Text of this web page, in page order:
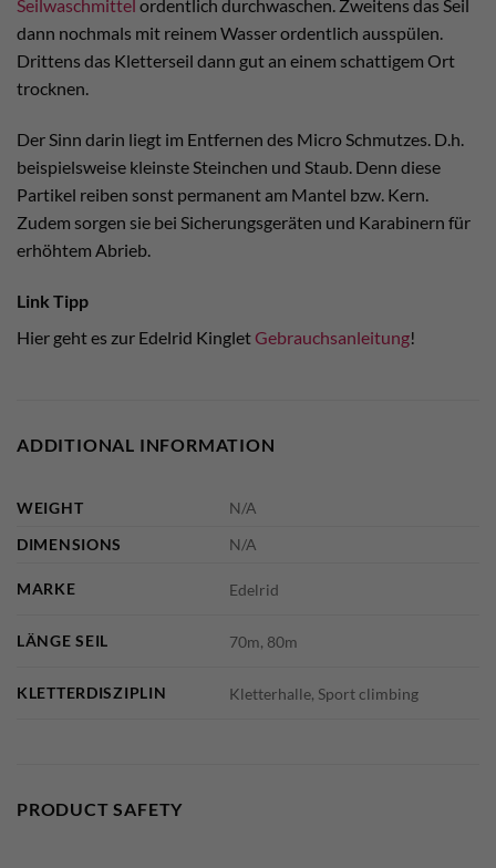
Seilwaschmittel ordentlich durchwaschen. Zweitens das Seil
dann nochmals mit reinem Wasser ordentlich ausspülen.
Drittens das Kletterseil dann gut an einem schattigem Ort
trocknen.
Der Sinn darin liegt im Entfernen des Micro Schmutzes. D.h.
beispielsweise kleinste Steinchen und Staub. Denn diese
Partikel reiben sonst permanent am Mantel bzw. Kern.
Zudem sorgen sie bei Sicherungsgeräten und Karabinern für
erhöhtem Abrieb.
Link Tipp
Hier geht es zur Edelrid KingletGebrauchsanleitung!
ADDITIONAL INFORMATION
WEIGHT
N/A
DIMENSIONS
N/A
MARKE Edelrid
LÄNGE SEIL 70m, 80m
KLETTERDISZIPLIN Kletterhalle, Sport climbing
PRODUCT SAFETY